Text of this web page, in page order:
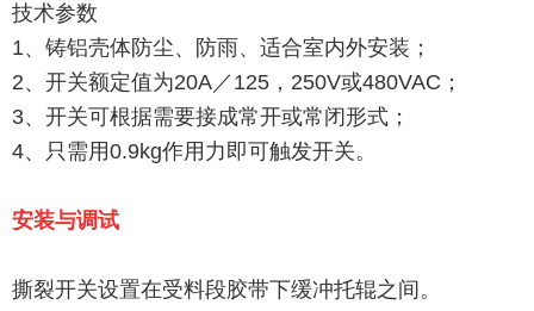
技术参数
1、铸铝壳体防尘、防雨、适合室内外安装；
2、开关额定值为20A／125，250V或480VAC；
3、开关可根据需要接成常开或常闭形式；
4、只需用0.9kg作用力即可触发开关。
安装与调试
撕裂开关设置在受料段胶带下缓冲托辊之间。